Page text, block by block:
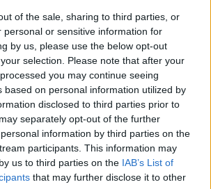
of the sale, sharing to third parties, or
personal or sensitive information for
by us, please use the below opt-out
selection. Please note that after your
you may continue seeing
based on personal information utilized by
disclosed to third parties prior to
separately opt-out of the further
information by third parties on the
participants. This information may
us to third parties on the IAB’s List of
that may further disclose it to other
de campeonato para el próximo
Tener a Luka Doncic y LeBron
momento trascendental, y vamos a
para llevar a esta franquicia hacia
afirmó el directivo de los Lakers.